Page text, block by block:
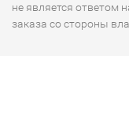
не является ответом
заказа со стороны